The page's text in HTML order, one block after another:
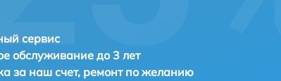
сервис
обслуживание до 3 лет
за наш счет, ремонт по желанию